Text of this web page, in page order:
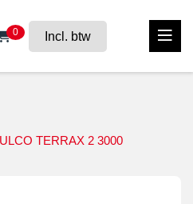
0 Incl. btw
TERRAX 2 3000